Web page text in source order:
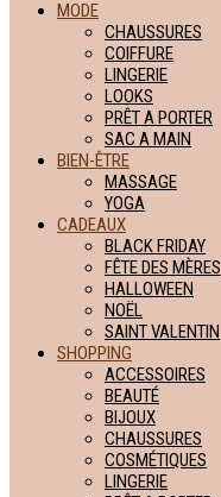
MODE
CHAUSSURES
COIFFURE
LINGERIE
LOOKS
PRÊT A PORTER
SAC A MAIN
BIEN-ÊTRE
MASSAGE
YOGA
CADEAUX
BLACK FRIDAY
FÊTE DES MÈRES
HALLOWEEN
NOËL
SAINT VALENTIN
SHOPPING
ACCESSOIRES
BEAUTÉ
BIJOUX
CHAUSSURES
COSMÉTIQUES
LINGERIE